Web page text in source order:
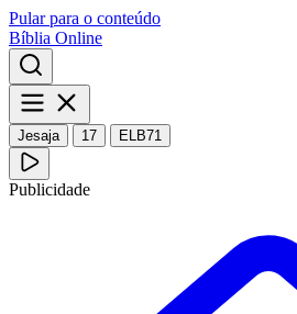
Pular para o conteúdo
Bíblia Online
Jesaja 17 ELB71
Publicidade